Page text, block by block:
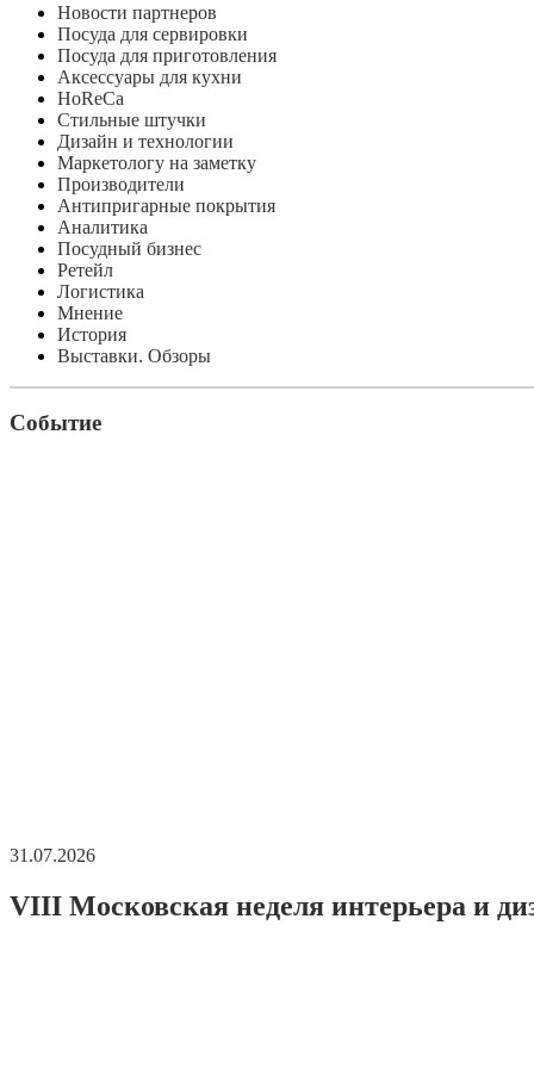
Новости партнеров
Посуда для сервировки
Посуда для приготовления
Аксессуары для кухни
HoReCa
Стильные штучки
Дизайн и технологии
Маркетологу на заметку
Производители
Антипригарные покрытия
Аналитика
Посудный бизнес
Ретейл
Логистика
Мнение
История
Выставки. Обзоры
Событие
31.07.2026
VIII Московская неделя интерьера и